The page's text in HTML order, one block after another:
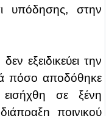
υπόδησης, στην
εξειδικεύει την
πόσο αποδόθηκε
σε ξένη
ποινικού